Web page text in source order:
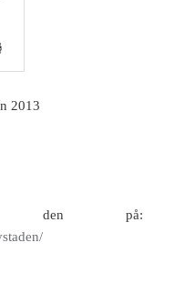
2013
den på: